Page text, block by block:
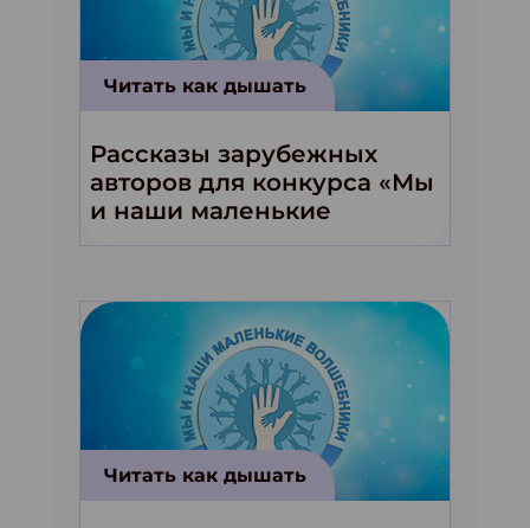
Читать как дышать
Рассказы зарубежных
авторов для конкурса «Мы
и наши маленькие
волшебники!»
Читать как дышать